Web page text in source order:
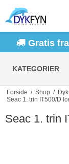
Gratis
KATEGORIER
Forside / Shop /
Seac 1. trin IT500/D
Seac 1. trin